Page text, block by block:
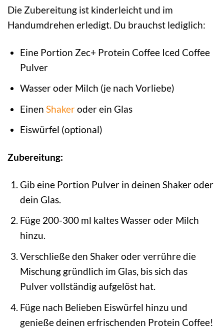
Die Zubereitung ist kinderleicht und im
Handumdrehen erledigt. Du brauchst lediglich:
Eine Portion Zec+ Protein Coffee Iced Coffee
Pulver
Wasser oder Milch (je nach Vorliebe)
Einen Shakeroder ein Glas
Eiswürfel (optional)
Zubereitung:
Gib eine Portion Pulver in deinen Shaker oder
dein Glas.
Füge 200-300 ml kaltes Wasser oder Milch
hinzu.
Verschließe den Shaker oder verrühre die
Mischung gründlich im Glas, bis sich das
Pulver vollständig aufgelöst hat.
Füge nach Belieben Eiswürfel hinzu und
genieße deinen erfrischenden Protein Coffee!